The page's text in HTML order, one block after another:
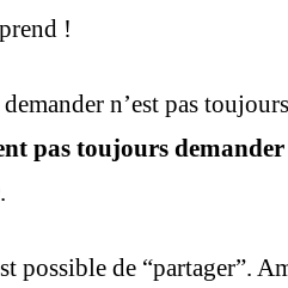
!
n’est pas
pas toujours demander
.
possible de “partager”.